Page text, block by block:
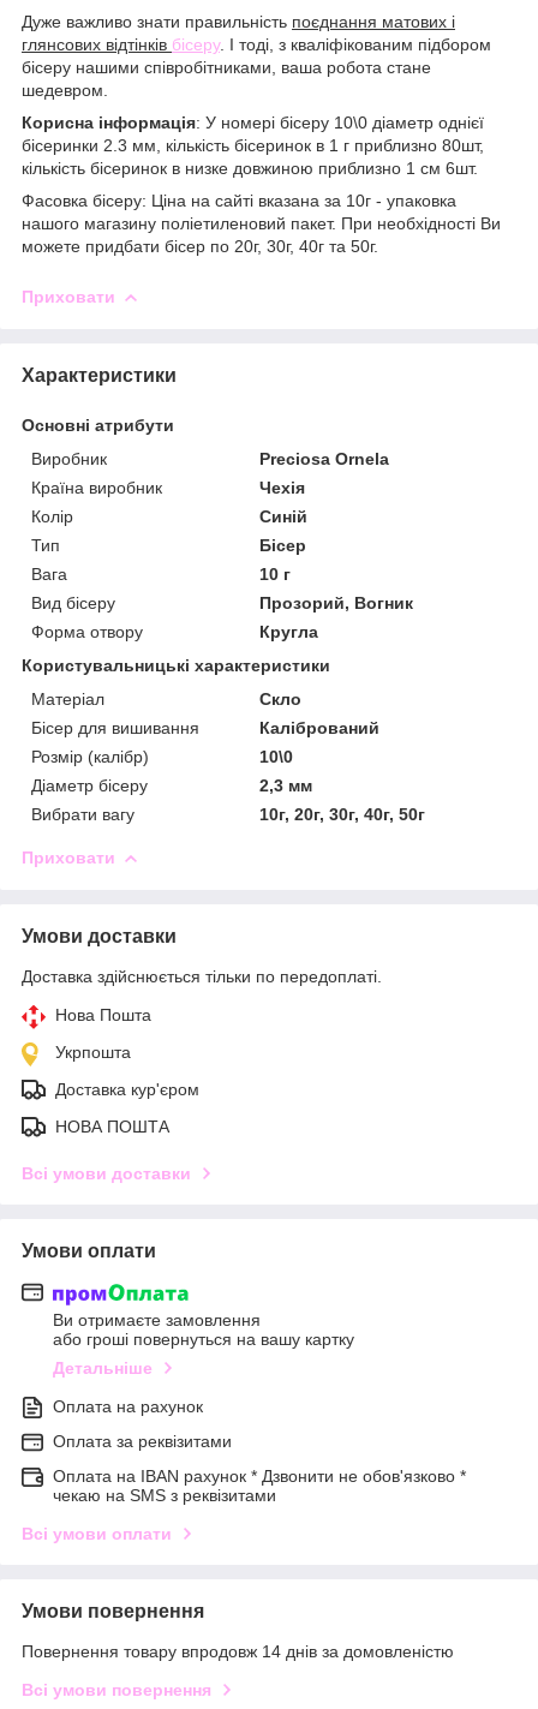
Дуже важливо знати правильність поєднання матових і
глянсових відтінків бісеру. І тоді, з кваліфікованим підбором
бісеру нашими співробітниками, ваша робота стане
шедевром.
Корисна інформація: У номері бісеру 10\0 діаметр однієї
бісеринки 2.3 мм, кількість бісеринок в 1 г приблизно 80шт,
кількість бісеринок в низке довжиною приблизно 1 см 6шт.
Фасовка бісеру: Ціна на сайті вказана за 10г - упаковка
нашого магазину поліетиленовий пакет. При необхідності Ви
можете придбати бісер по 20г, 30г, 40г та 50г.
Приховати
Характеристики
Основні атрибути
Виробник
Preciosa Ornela
Країна виробник
Чехія
Колір
Синій
Тип
Бісер
Вага
10 г
Вид бісеру
Прозорий, Вогник
Форма отвору
Кругла
Користувальницькі характеристики
Матеріал
Скло
Бісер для вишивання
Калібрований
Розмір (калібр)
10\0
Діаметр бісеру
2,3 мм
Вибрати вагу
10г, 20г, 30г, 40г, 50г
Приховати
Умови доставки
Доставка здійснюється тільки по передоплаті.
Нова Пошта
Укрпошта
Доставка кур'єром
НОВА ПОШТА
Всі умови доставки
Умови оплати
Ви отримаєте замовлення
або гроші повернуться на вашу картку
Детальніше
Оплата на рахунок
Оплата за реквізитами
Оплата на IBAN рахунок * Дзвонити не обов'язково *
чекаю на SMS з реквізитами
Всі умови оплати
Умови повернення
Повернення товару впродовж 14 днів за домовленістю
Всі умови повернення